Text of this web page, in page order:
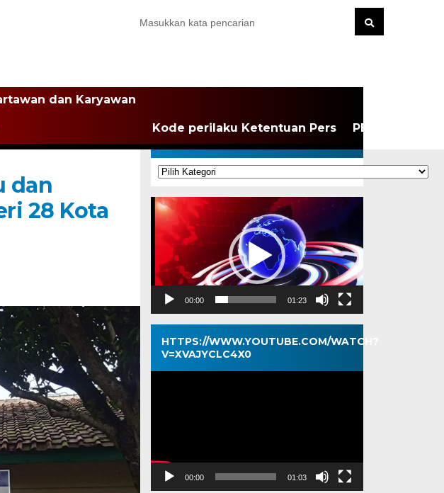
dan Karyawan
Kode perilaku Ketentuan Pers PEDOMAN
dan
28 Kota
KATEGORI
Kategori
Pemutar
Video
00:00 01:23
HTTPS://WWW.YOUTUBE.COM/WATCH?
V=XVAJYCLC4X0
Pemutar
00:00 01:03